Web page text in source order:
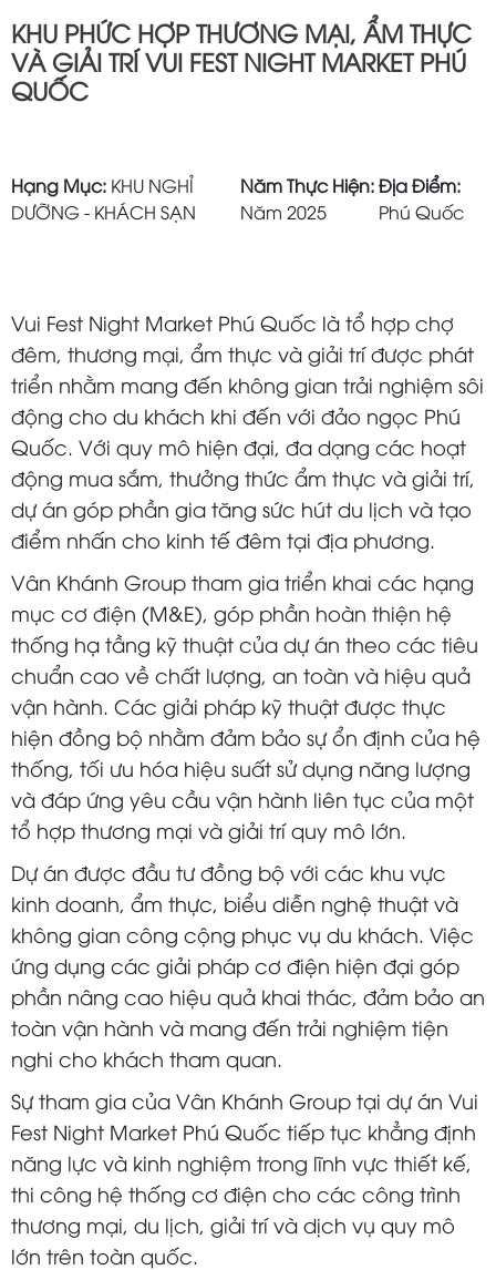
KHU PHỨC HỢP THƯƠNG MẠI, ẨM THỰC
VÀ GIẢI TRÍ VUI FEST NIGHT MARKET PHÚ
QUỐC
Hạng Mục: KHU NGHỈ
DƯỠNG - KHÁCH SẠN
Năm Thực Hiện:
Năm 2025
Địa Điểm:
Phú Quốc
Vui Fest Night Market Phú Quốc là tổ hợp chợ
đêm, thương mại, ẩm thực và giải trí được phát
triển nhằm mang đến không gian trải nghiệm sôi
động cho du khách khi đến với đảo ngọc Phú
Quốc. Với quy mô hiện đại, đa dạng các hoạt
động mua sắm, thưởng thức ẩm thực và giải trí,
dự án góp phần gia tăng sức hút du lịch và tạo
điểm nhấn cho kinh tế đêm tại địa phương.
Vân Khánh Group tham gia triển khai các hạng
mục cơ điện (M&E), góp phần hoàn thiện hệ
thống hạ tầng kỹ thuật của dự án theo các tiêu
chuẩn cao về chất lượng, an toàn và hiệu quả
vận hành. Các giải pháp kỹ thuật được thực
hiện đồng bộ nhằm đảm bảo sự ổn định của hệ
thống, tối ưu hóa hiệu suất sử dụng năng lượng
và đáp ứng yêu cầu vận hành liên tục của một
tổ hợp thương mại và giải trí quy mô lớn.
Dự án được đầu tư đồng bộ với các khu vực
kinh doanh, ẩm thực, biểu diễn nghệ thuật và
không gian công cộng phục vụ du khách. Việc
ứng dụng các giải pháp cơ điện hiện đại góp
phần nâng cao hiệu quả khai thác, đảm bảo an
toàn vận hành và mang đến trải nghiệm tiện
nghi cho khách tham quan.
Sự tham gia của Vân Khánh Group tại dự án Vui
Fest Night Market Phú Quốc tiếp tục khẳng định
năng lực và kinh nghiệm trong lĩnh vực thiết kế,
thi công hệ thống cơ điện cho các công trình
thương mại, du lịch, giải trí và dịch vụ quy mô
lớn trên toàn quốc.